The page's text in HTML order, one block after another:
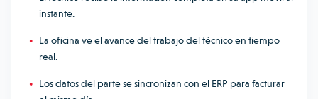
instante.
La oficina ve el avance del trabajo del técnico en tiempo
real.
Los datos del parte se sincronizan con el ERP para facturar